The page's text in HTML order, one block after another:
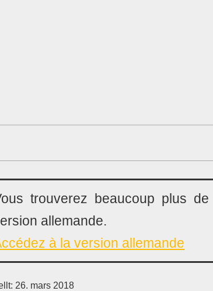
trouverez beaucoup plus
allemande.
à la version allemande
26. mars 2018